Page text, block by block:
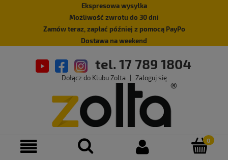
Ekspresowa wysyłka
Możliwość zwrotu do 30 dni
Zamów teraz, zapłać później z pomocą PayPo
Dostawa na weekend
tel. 17 789 1804
Dołącz do Klubu Zolta Zaloguj się